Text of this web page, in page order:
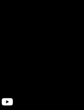
Youtube